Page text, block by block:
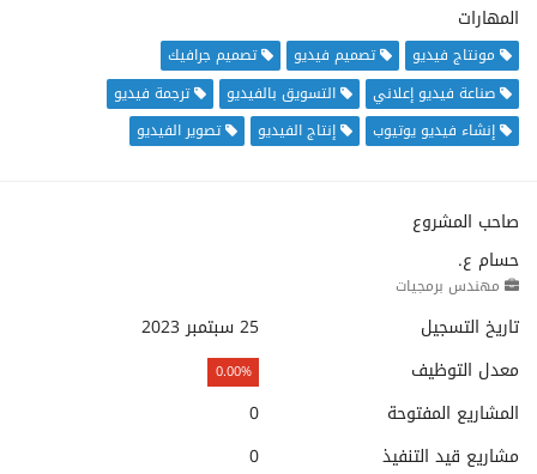
المهارات
مونتاج فيديو تصميم فيديو
تصميم جرافيك
صناعة فيديو إعلاني
التسويق بالفيديو
ترجمة فيديو
إنشاء فيديو يوتيوب
إنتاج الفيديو تصوير الفيديو
صاحب المشروع
حسام ع.
مهندس برمجيات
تاريخ التسجيل
25 سبتمبر 2023
معدل التوظيف
0.00%
المشاريع المفتوحة
0
مشاريع قيد التنفيذ
0